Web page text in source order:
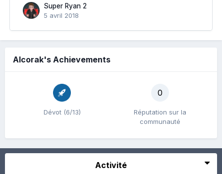
Super Ryan 2
5 avril 2018
Alcorak's Achievements
Dévot (6/13)
0
Réputation sur la
communauté
Activité